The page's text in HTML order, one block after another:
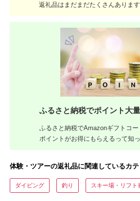
返礼品はまだまだたくさんあります
ふるさと納税でポイント大量
ふるさと納税でAmazonギフトコー
ポイントがお得にもらえるって知
体験・ツアーの返礼品に関連しているカテ
ダイビング 釣り スキー場・リフト